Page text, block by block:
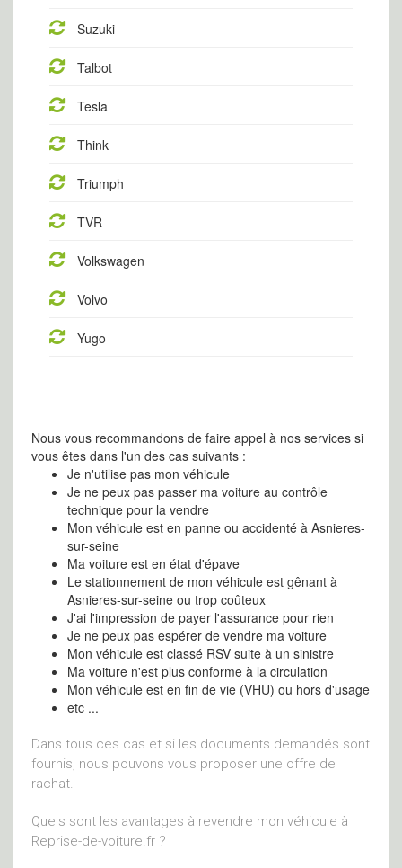
Suzuki
Talbot
Tesla
Think
Triumph
TVR
Volkswagen
Volvo
Yugo
Nous vous recommandons de faire appel à nos services si
vous êtes dans l'un des cas suivants :
Je n'utilise pas mon véhicule
Je ne peux pas passer ma voiture au contrôle
technique pour la vendre
Mon véhicule est en panne ou accidenté à Asnieres-
sur-seine
Ma voiture est en état d'épave
Le stationnement de mon véhicule est gênant à
Asnieres-sur-seine ou trop coûteux
J'ai l'impression de payer l'assurance pour rien
Je ne peux pas espérer de vendre ma voiture
Mon véhicule est classé RSV suite à un sinistre
Ma voiture n'est plus conforme à la circulation
Mon véhicule est en fin de vie (VHU) ou hors d'usage
etc ...
Dans tous ces cas et si les documents demandés sont
fournis, nous pouvons vous proposer une offre de
rachat.
Quels sont les avantages à revendre mon véhicule à
Reprise-de-voiture.fr ?